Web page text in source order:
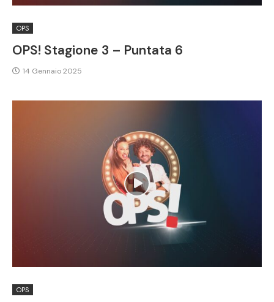
OPS
OPS! Stagione 3 – Puntata 6
14 Gennaio 2025
OPS